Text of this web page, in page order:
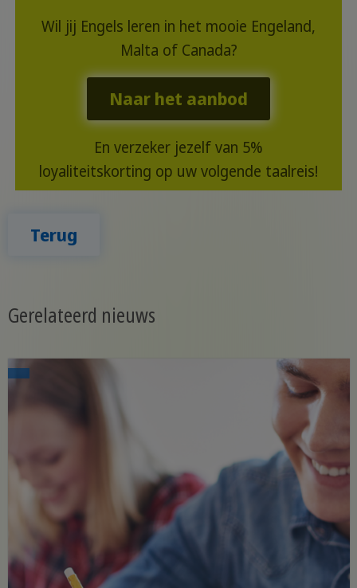
Wil jij Engels leren in het mooie Engeland,
Malta of Canada?
Naar het aanbod
En verzeker jezelf van 5%
loyaliteitskorting op uw volgende taalreis!
Terug
Gerelateerd nieuws